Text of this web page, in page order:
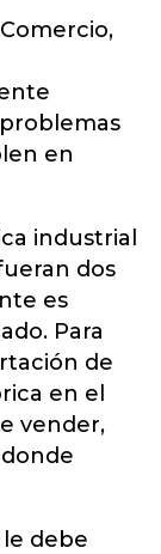
en
industrial
dos
es
Para
de
en el
vender,
debe